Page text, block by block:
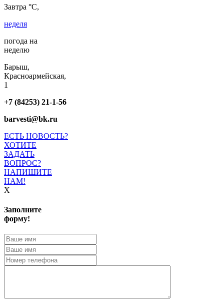
Завтра °C,
неделя
погода на
неделю
Барыш,
Красноармейская,
1
+7 (84253) 21-1-56
barvesti@bk.ru
ЕСТЬ НОВОСТЬ?
ХОТИТЕ
ЗАДАТЬ
ВОПРОС?
НАПИШИТЕ
НАМ!
X
Заполните
форму!